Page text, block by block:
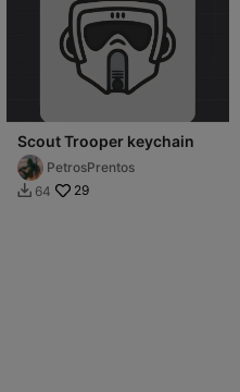
Scout Trooper keychain
PetrosPrentos
 64 29